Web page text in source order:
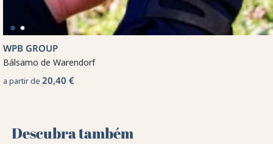
WPB GROUP
Bálsamo de Warendorf
a partir de 20,40 €
Descubra também 🌻